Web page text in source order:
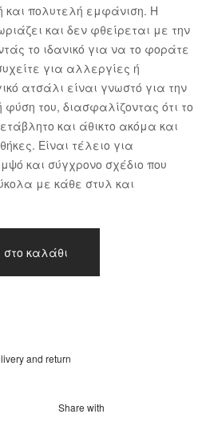
πολυτελή εμφάνιση. Η
και δεν φθείρεται με την
το ιδανικό για να το φοράτε
για αλλεργίες ή
ατσάλι είναι γνωστό για την
φύση του, διασφαλίζοντας ότι το
και άθικτο ακόμα και
Είναι τέλειο για
και σύγχρονο σχέδιο που
με κάθε στυλ και
στο καλάθι
and return
Share with